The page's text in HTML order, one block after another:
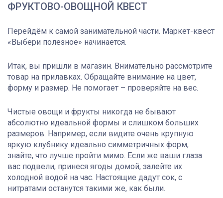
ФРУКТОВО-ОВОЩНОЙ КВЕСТ
Перейдём к самой занимательной части. Маркет-квест
«Выбери полезное» начинается.
Итак, вы пришли в магазин. Внимательно рассмотрите
товар на прилавках. Обращайте внимание на цвет,
форму и размер. Не помогает – проверяйте на вес.
Чистые овощи и фрукты никогда не бывают
абсолютно идеальной формы и слишком больших
размеров. Например, если видите очень крупную
яркую клубнику идеально симметричных форм,
знайте, что лучше пройти мимо. Если же ваши глаза
вас подвели, принеся ягоды домой, залейте их
холодной водой на час. Настоящие дадут сок, с
нитратами останутся такими же, как были.